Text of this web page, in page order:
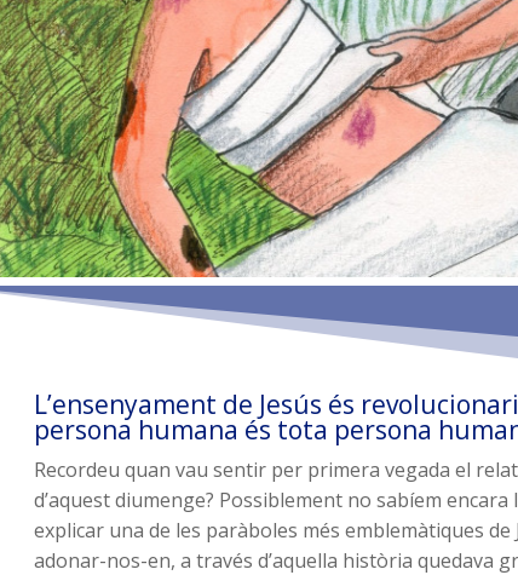
L’ensenyament de Jesús és
persona humana és tota persona
Recordeu quan vau sentir per primera vegada el
d’aquest diumenge? Possiblement no sabíem
explicar una de les paràboles més emblemàtiques de
adonar-nos-en, a través d’aquella història quedava